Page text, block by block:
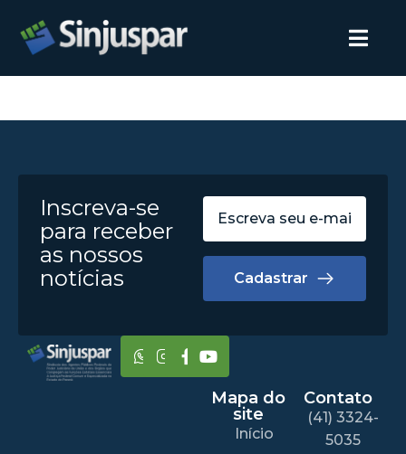
Inscreva-se
para receber
as nossos
notícias
Cadastrar
Mapa do
site
Início
Contato
(41) 3324-
5035